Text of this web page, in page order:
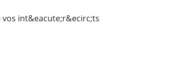
int&eacute;r&ecirc;ts